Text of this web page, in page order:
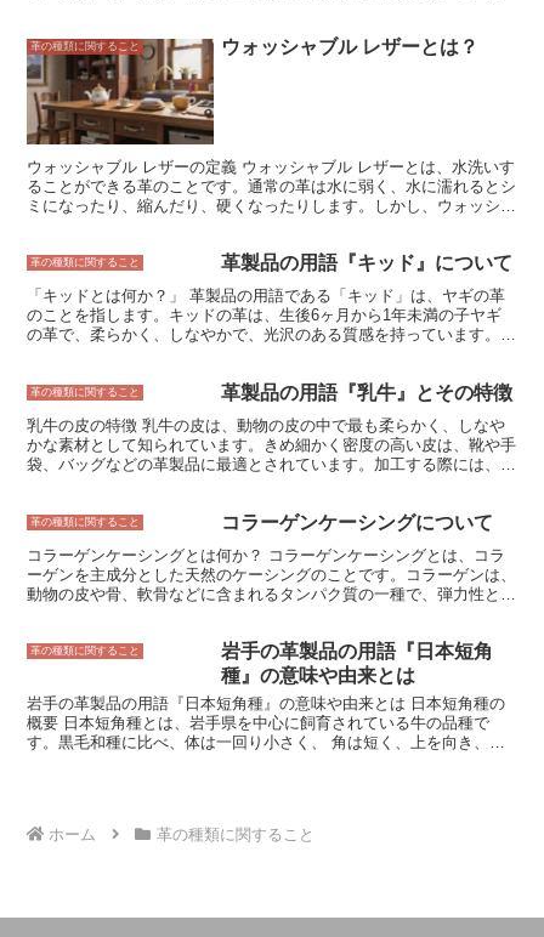
コラーゲンの持つさまざまな健康効果を効率よく摂取することができ
ます。
革の種類に関すること ウォッシャブル レザーとは？
ウォッシャブル レザーの定義 ウォッシャブル レザーとは、水洗いす
ることができる革のことです。通常の革は水に弱く、水に濡れるとシ
ミになったり、縮んだり、硬くなったりします。しかし、ウォッシャ
め、お手入れが簡単です。汚れがついたときは、水で濡らした布で拭
よりも耐久性が高く、傷つきにくいです。そのため、長持ちします。
ウォッシャブル レザーは、水洗いすることができるため、清潔に保
つことができます。そのため、食品の扱いにも適しています。例え
洗うことができるため、衛生的に使用することができます。 ウォッ
シャブル レザーは、水洗いすることができるため、暑い季節にも快
適に使用することができます。通常の革は、暑い季節になると汗を吸
って蒸れてしまいます。しかし、ウォッシャブル レザーは、水洗い
することができるため、汗をかいてもすぐに洗うことができます。そ
のため、暑い季節でも快適に使用することができます。
革の種類に関すること 革製品の用語『キッド』について
「キッドとは何か？」 革製品の用語である「キッド」は、ヤギの革
のことを指します。キッドの革は、生後6ヶ月から1年未満の子ヤギ
の革で、柔らかく、しなやかで、光沢のある質感を持っています。そ
革の種類に関すること 革製品の用語『乳牛』とその特徴
乳牛の皮の特徴 乳牛の皮は、動物の皮の中で最も柔らかく、しなや
かな素材として知られています。きめ細かく密度の高い皮は、靴や手
袋、バッグなどの革製品に最適とされています。加工する際には、毛
に強い素材へと変化します。乳牛の皮は、薄くても強靭で、扱いが容
さが薄いため、耐久性がやや劣るという特徴もあります。
革の種類に関すること コラーゲンケーシングについて
コラーゲンケーシングとは何か？ コラーゲンケーシングとは、コラ
ーゲンを主成分とした天然のケーシングのことです。コラーゲンは、
動物の皮や骨、軟骨などに含まれるタンパク質の一種で、弾力性と強
品を包むために使用されます。 コラーゲンケーシングは、天然由来
の素材のため、食品の風味や食感に影響を与えず、安全に食べること
ができます。また、コラーゲンは生分解性が高く、環境にやさしい素
材でもあります。 コラーゲンケーシングは、主に豚の皮や骨から抽
出されます。豚の皮や骨は、コラーゲンを豊富に含んでおり、抽出が
容易なためです。また、豚の皮や骨は、食肉加工の副産物として大量
め、加工食品をしっかりと包み、破損を防ぐことができます。また、
コラーゲンケーシングは、天然由来の素材のため、食品の風味や食感
革の種類に関すること
岩手の革製品の用語『日本短角
種』の意味や由来とは
岩手の革製品の用語『日本短角種』の意味や由来とは 日本短角種の
概要 日本短角種とは、岩手県を中心に飼育されている牛の品種で
す。黒毛和種に比べ、体は一回り小さく、 角は短く、上を向き、先
牛としての需要が減少し、頭数は減少の一途をたどりました。 とこ
革製品の素材として人気が高まっています。
ホーム 革の種類に関すること